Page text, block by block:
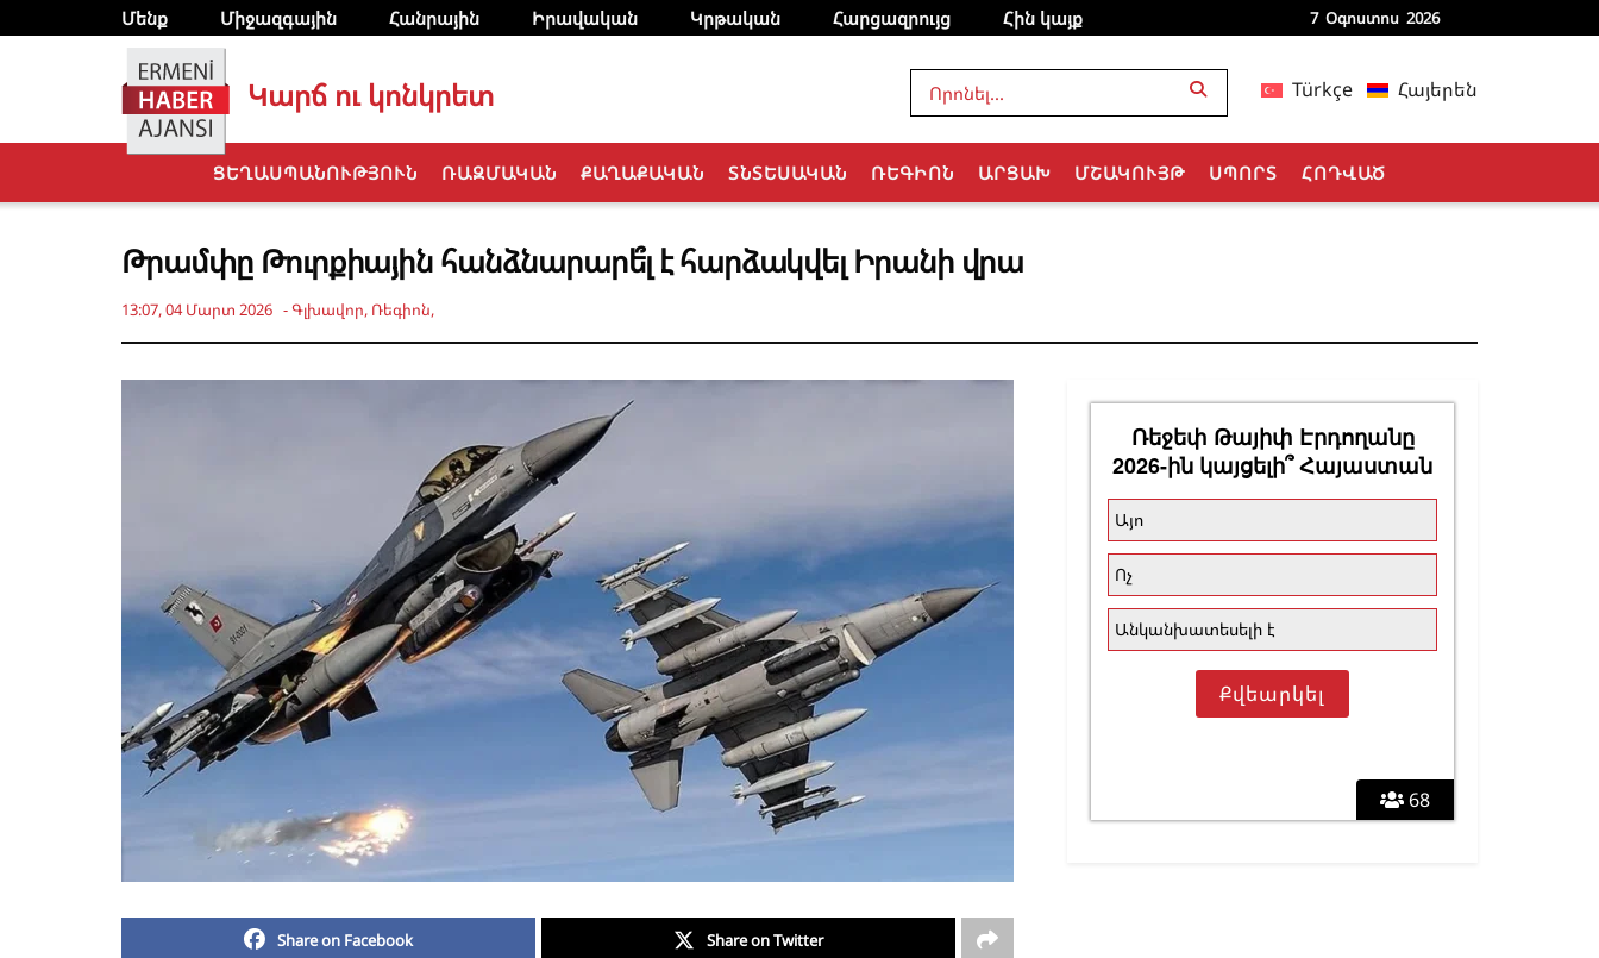
Մենք Միջազգային Հանրային Իրավական Կրթական Հարցազրույց Հին կայք 7 Օգոստոս 2026
Կարճ ու կոնկրետ Türkçe Հայերեն
ՑԵՂԱՍՊԱՆՈՒԹՅՈՒՆ ՌԱԶՄԱԿԱՆ ՔԱՂԱՔԱԿԱՆ ՏՆՏԵՍԱԿԱՆ ՌԵԳԻՈՆ ԱՐՑԱԽ ՄՇԱԿՈՒՅԹ ՍՊՈՐՏ ՀՈԴՎԱԾ
Թրամփը Թուրքիային հանձնարարե՞լ է հարձակվել Իրանի վրա
13:07, 04 Մարտ 2026 -Գլխավոր, Ռեգիոն,
Share on Facebook Share on Twitter
68
Ռեջեփ Թայիփ Էրդողանը
2026-ին կայցելի՞ Հայաստան
Այո
Ոչ
Անկանխատեսելի է